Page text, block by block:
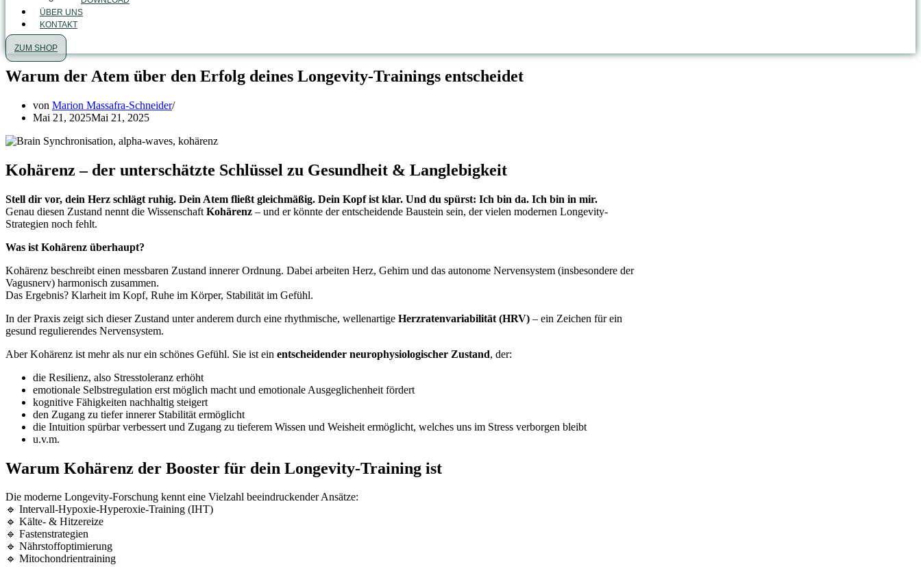
ÜBER UNS
KONTAKT
ZUM SHOP
Warum der Atem über den Erfolg deines Longevity-Trainings entscheidet
von Marion Massafra-Schneider
Mai 21, 2025Mai 21, 2025
Kohärenz – der unterschätzte Schlüssel zu Gesundheit & Langlebigkeit
Stell dir vor, dein Herz schlägt ruhig. Dein Atem fließt gleichmäßig. Dein Kopf ist klar. Und du spürst: Ich bin da. Ich bin in mir.
Genau diesen Zustand nennt die Wissenschaft Kohärenz – und er könnte der entscheidende Baustein sein, der vielen modernen Longevity-
Strategien noch fehlt.
Was ist Kohärenz überhaupt?
Kohärenz beschreibt einen messbaren Zustand innerer Ordnung. Dabei arbeiten Herz, Gehirn und das autonome Nervensystem (insbesondere der
Vagusnerv) harmonisch zusammen.
Das Ergebnis? Klarheit im Kopf, Ruhe im Körper, Stabilität im Gefühl.
In der Praxis zeigt sich dieser Zustand unter anderem durch eine rhythmische, wellenartige Herzratenvariabilität (HRV) – ein Zeichen für ein
gesund regulierendes Nervensystem.
Aber Kohärenz ist mehr als nur ein schönes Gefühl. Sie ist ein entscheidender neurophysiologischer Zustand, der:
die Resilienz, also Stresstoleranz erhöht
emotionale Selbstregulation erst möglich macht und emotionale Ausgeglichenheit fördert
kognitive Fähigkeiten nachhaltig steigert
den Zugang zu tiefer innerer Stabilität ermöglicht
die Intuition spürbar verbessert und Zugang zu tieferem Wissen und Weisheit ermöglicht, welches uns im Stress verborgen bleibt
u.v.m.
Warum Kohärenz der Booster für dein Longevity-Training ist
Die moderne Longevity-Forschung kennt eine Vielzahl beeindruckender Ansätze:
🔹 Intervall-Hypoxie-Hyperoxie-Training (IHT)
🔹 Kälte- & Hitzereize
🔹 Fastenstrategien
🔹 Nährstoffoptimierung
🔹 Mitochondrientraining